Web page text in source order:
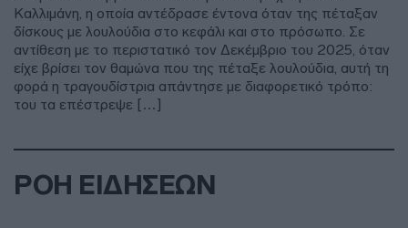
Καλλιμάνη, η οποία αντέδρασε έντονα όταν της πέταξαν
δίσκους με λουλούδια στο κεφάλι και στο πρόσωπο. Σε
αντίθεση με το περιστατικό τον Δεκέμβριο του 2025, όταν
είχε βρίσει τον θαμώνα που της πέταξε λουλούδια, αυτή τη
φορά η τραγουδίστρια απάντησε με διαφορετικό τρόπο:
του τα επέστρεψε […]
ΡΟΗ ΕΙΔΗΣΕΩΝ